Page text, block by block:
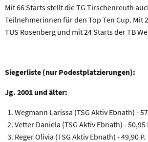
Mit 66 Starts stellt die TG Tirschenreuth
Teilnehmerinnen für den Top Ten Cup. Mit
TUS Rosenberg und mit 24 Starts der TB
Siegerliste (nur Podestplatzierungen):
Jg. 2001 und älter:
Wegmann Larissa (TSG Aktiv Ebnath) -
Vetter Daniela (TSG Aktiv Ebnath) - 50,95
Reger Olivia (TSG Aktiv Ebnath) - 49,90 P.